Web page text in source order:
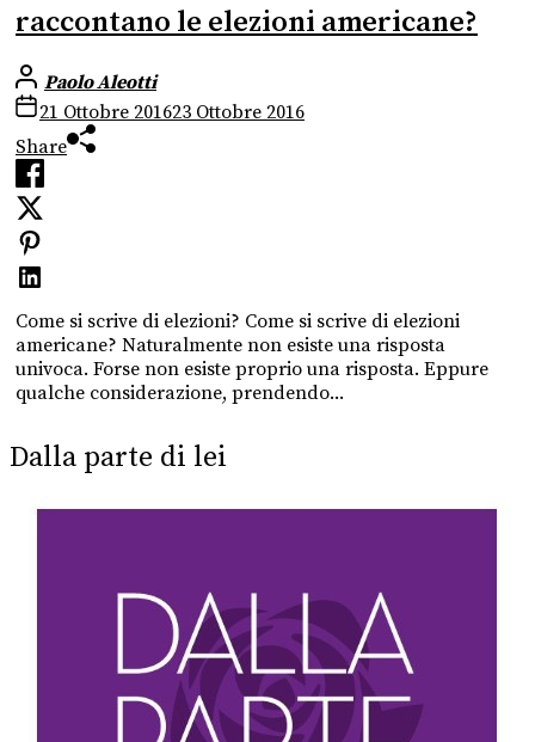
raccontano le elezioni americane?
Paolo Aleotti
21 Ottobre 201623 Ottobre 2016
Share
Come si scrive di elezioni? Come si scrive di elezioni
americane? Naturalmente non esiste una risposta
univoca. Forse non esiste proprio una risposta. Eppure
qualche considerazione, prendendo...
Dalla parte di lei